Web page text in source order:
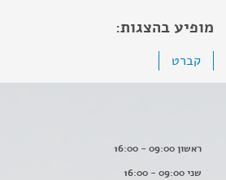
מופיע בהצגות:
קברט
ראשון 09:00 - 16:00
שני 09:00 - 16:00